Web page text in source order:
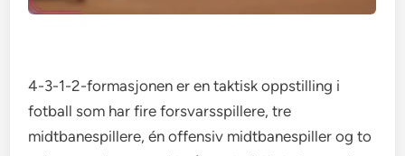
4-3-1-2-formasjonen er en taktisk oppstilling i
fotball som har fire forsvarsspillere, tre
midtbanespillere, én offensiv midtbanespiller og to